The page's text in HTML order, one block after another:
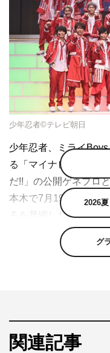
少年忍者©テレビ朝日
少年忍者、ミライBoys
る
「マイナビ サマ
だ!!」の公開ゲネプロ
本木で7月19日（水）
ろを凝縮した特別公演
「テレビ朝日・六本
始した当初（2014年
「マイナビ サマステ
をタイトルに掲げた今
2026
グ
関連記事